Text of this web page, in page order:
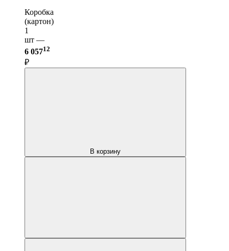
Коробка
(картон)
1
шт —
6 05712
₽
В корзину